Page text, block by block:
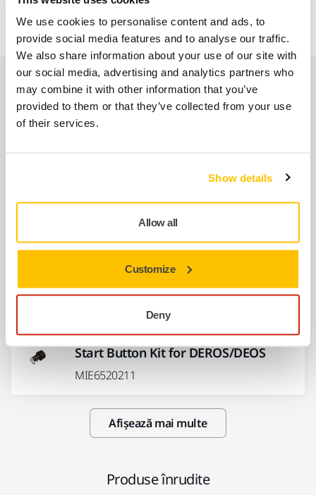
We use cookies to personalise content and ads, to
provide social media features and to analyse our traffic.
We also share information about your use of our site with
our social media, advertising and analytics partners who
may combine it with other information that you’ve
provided to them or that they’ve collected from your use
of their services.
Show details
Allow all
Customize
Deny
Piese de schimb
Ground Wire for DEROS & DEOS
Swivel Exhaust Kit for DEROS 325/350
Cover Plate for DEROS II/DEOS II
Start Button Kit for DEROS/DEOS
MIE6520211
Afișează mai multe
Produse înrudite